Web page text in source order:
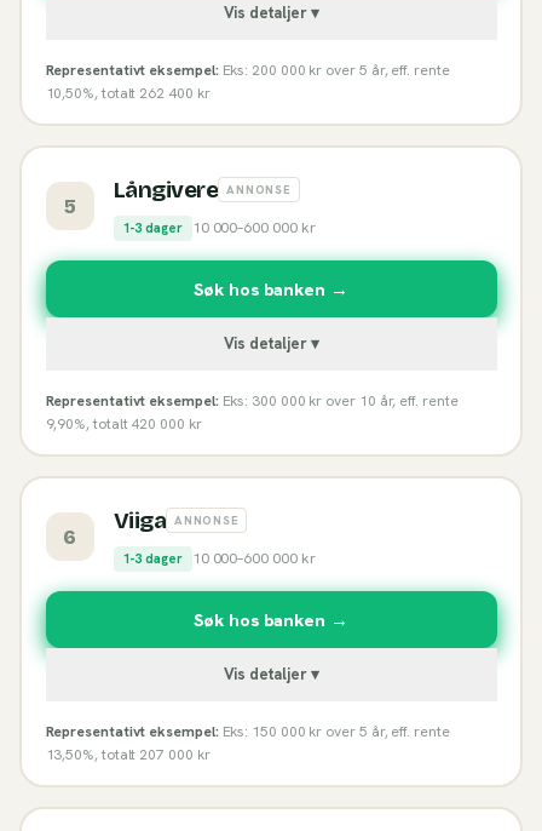
Vis detaljer ▾
Representativt eksempel: Eks: 200 000 kr over 5 år, eff. rente
10,50%, totalt 262 400 kr
5
Långivere ANNONSE
1-3 dager 10 000–600 000kr
Søk hos banken →
Vis detaljer ▾
Representativt eksempel: Eks: 300 000 kr over 10 år, eff. rente
9,90%, totalt 420 000 kr
6
Viiga ANNONSE
1-3 dager 10 000–600 000kr
Søk hos banken →
Vis detaljer ▾
Representativt eksempel: Eks: 150 000 kr over 5 år, eff. rente
13,50%, totalt 207 000 kr